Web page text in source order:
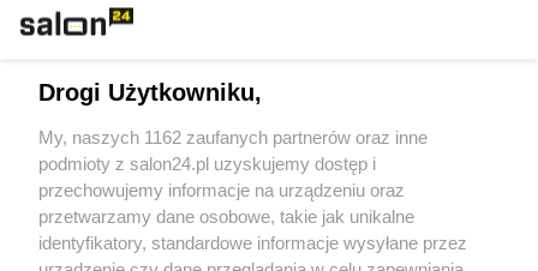
Sport
Społeczeństwo
Kultura
Drogi Użytkowniku,
My, naszych 1162 zaufanych partnerów oraz inne
podmioty z salon24.pl uzyskujemy dostęp i
przechowujemy informacje na urządzeniu oraz
przetwarzamy dane osobowe, takie jak unikalne
identyfikatory, standardowe informacje wysyłane przez